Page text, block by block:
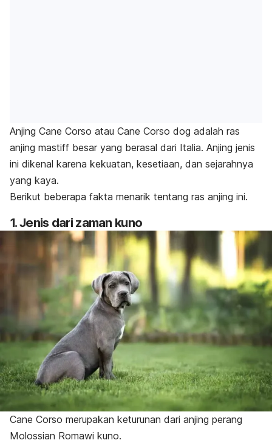
Anjing Cane Corso atau Cane Corso dog adalah ras
anjing mastiff besar yang berasal dari Italia. Anjing jenis
ini dikenal karena kekuatan, kesetiaan, dan sejarahnya
yang kaya.
Berikut beberapa fakta menarik tentang ras anjing ini.
1. Jenis dari zaman kuno
Cane Corso merupakan keturunan dari anjing perang
Molossian Romawi kuno.